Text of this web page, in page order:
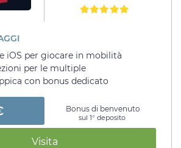
iOS per giocare in mobilità
per le multiple
con bonus dedicato
Bonus di benvenuto
sul 1° deposito
Visita